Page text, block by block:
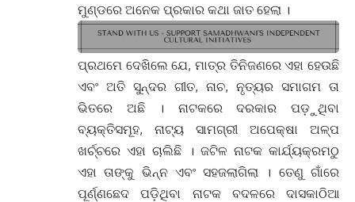
ମୁଣ୍ଡରେ ଅନେକ ପ୍ରକାର କଥା ଜାତ ହେଲା ।
ପ୍ରଥମେ ଦେଖିଲେ ଯେ, ମାତ୍ର ତିନିଜଣରେ ଏହା ହେଉଛି
ଏବଂ ଅତି ସୁନ୍ଦର ଗୀତ, ନାଚ, ନୃତ୍ୟର ସମାଗମ ତା
ଭିତରେ ଅଛି । ନାଟକରେ ଦରକାର ପଡ଼ୁଥିବା
ବ୍ୟକ୍ତିସମୂହ, ନାଟ୍ୟ ସାମଗ୍ରୀ ଅପେକ୍ଷା ଅଳ୍ପ
ଖର୍ଚ୍ଚରେ ଏହା ଚାଲିଛି । ଜଟିଳ ନାଟକ କାର୍ଯ୍ୟକ୍ରମଠୁ
ଏହା ତାଙ୍କୁ ଭିନ୍ନ ଏବଂ ସହଜଲାଗିଲା । ତେଣୁ ଗାଁରେ
ପୂର୍ଣ୍ଣଛେଦ ପଡ଼ିଥିବା ନାଟକ ବଦଳରେ ଦାସକାଠିଆ